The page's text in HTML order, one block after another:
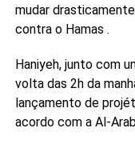
mudar
contra o Hamas .
Haniyeh, junto com
volta das 2h da
lançamento de
acordo com a Al-